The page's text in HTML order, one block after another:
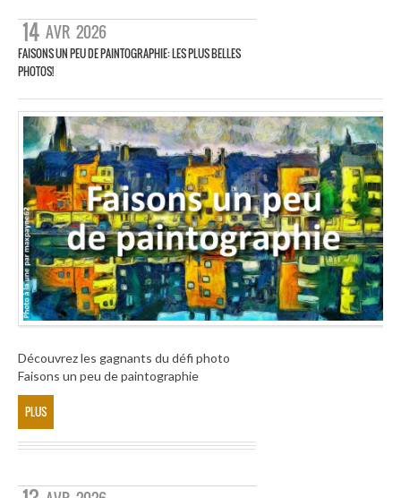
14 AVR 2026
FAISONS UN PEU DE PAINTOGRAPHIE: LES PLUS BELLES
PHOTOS!
Découvrez les gagnants du défi photo
Faisons un peu de paintographie
PLUS